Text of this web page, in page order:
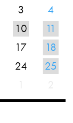
3
4
10
11
17
18
24
25